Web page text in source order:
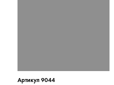
Артикул 9044